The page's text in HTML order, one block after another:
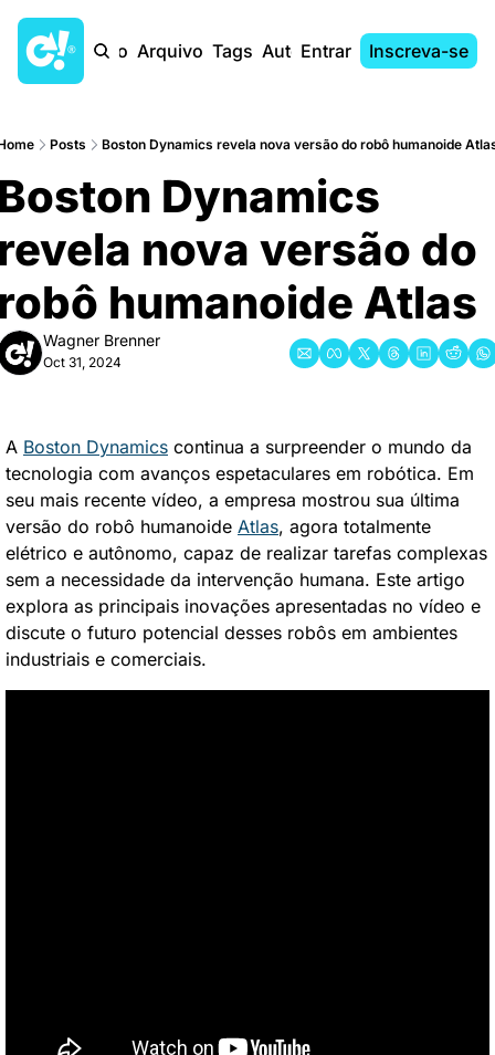
Início Arquivo Tags AutoresEntrar Inscreva-se
Posts Boston Dynamics revela nova versão do robô humanoide
Dynamics
nova versão do
humanoide Atlas
Wagner Brenner
Oct 31, 2024
A Boston Dynamics continua a surpreender o mundo da
tecnologia com avanços espetaculares em robótica. Em
seu mais recente vídeo, a empresa mostrou sua última
versão do robô humanoide Atlas, agora totalmente
elétrico e autônomo, capaz de realizar tarefas complexas
sem a necessidade da intervenção humana. Este artigo
explora as principais inovações apresentadas no vídeo e
discute o futuro potencial desses robôs em ambientes
industriais e comerciais.